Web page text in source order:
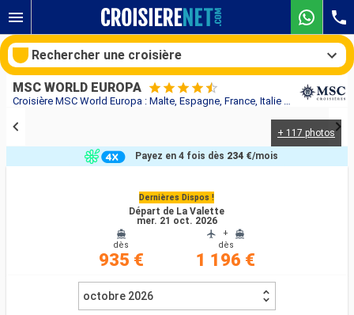
Croisière MSC World Europa : Malte, Espagne, France, Italie au départ de La Valette
MSC WORLD EUROPA
+ 117 photos
Dernières Dispos !
Départ de La Valette
mer. 21 oct. 2026
dès
935 €
+
dès
1 196 €
Payez en 4 fois dès 234 €/mois
octobre 2026
Rechercher une croisière
Compagnies
Rechercher